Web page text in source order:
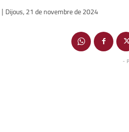
| Dijous, 21 de novembre de 2024
-